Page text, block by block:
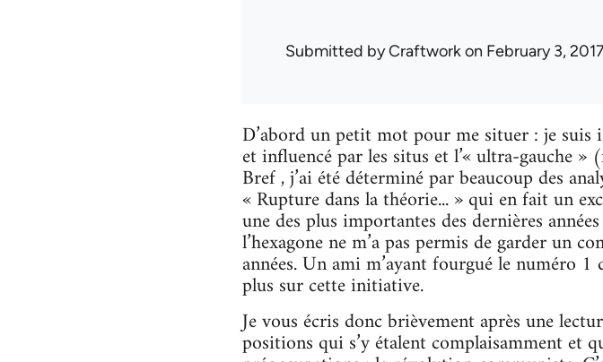
Submitted byCraftworkon February 3, 2017
D’abord un petit mot pour me situer : je suis
et influencé par les situs et l’« ultra-gauche
Bref , j’ai été déterminé par beaucoup des
« Rupture dans la théorie... » qui en fait un
une des plus importantes des dernières
l’hexagone ne m’a pas permis de garder un
années. Un ami m’ayant fourgué le numéro
plus sur cette initiative.
Je vous écris donc brièvement après une
positions qui s’y étalent complaisamment et